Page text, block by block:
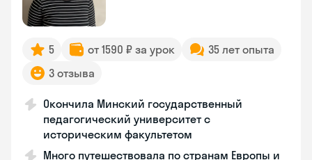
5 от 1590 ₽ за урок
35 лет опыта
3 отзыва
Окончила Минский государственный
педагогический университет с
историческим факультетом
Много путешествовала по странам Европы и